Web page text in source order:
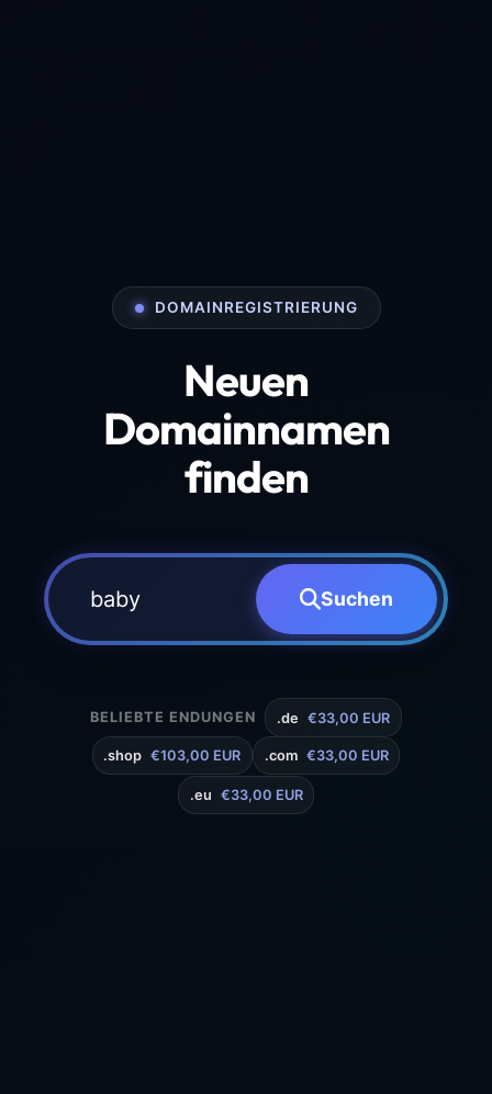
DOMAINREGISTRIERUNG
Neuen
Domainnamen
finden
Suchen
BELIEBTE ENDUNGEN .de €33,00 EUR
.shop €103,00 EUR .com €33,00 EUR
.eu €33,00 EUR